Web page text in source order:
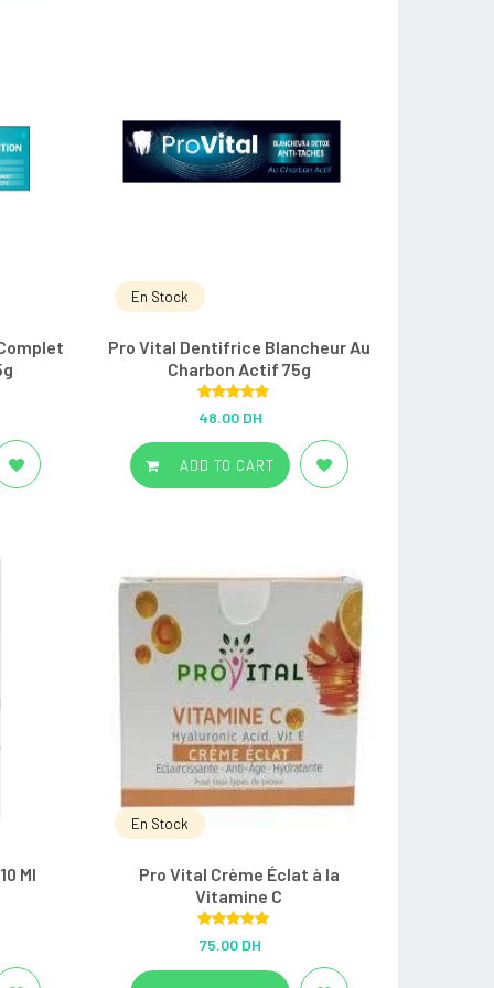
En Stock
Pro Vital Dentifrice Blancheur Au
Charbon Actif 75g
out of 5
48.00 DH
ADD TO CART
Ml
En Stock
Pro Vital Crème Éclat à la
Vitamine C
Rated5.00
out of 5
75.00 DH